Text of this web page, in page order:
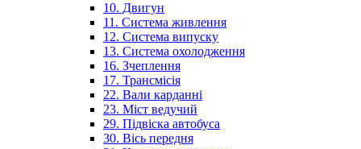
10. Двигун
11. Система живлення
12. Система випуску
13. Система охолодження
16. Зчеплення
17. Трансмісія
22. Вали карданні
23. Міст ведучий
29. Підвіска автобуса
30. Вісь передня